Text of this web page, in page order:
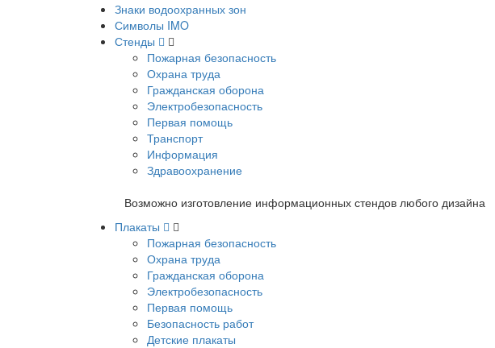
Знаки водоохранных зон
Символы IMO
Стенды
Пожарная безопасность
Охрана труда
Гражданская оборона
Электробезопасность
Первая помощь
Транспорт
Информация
Здравоохранение
Возможно изготовление информационных стендов любого дизайна
Плакаты
Пожарная безопасность
Охрана труда
Гражданская оборона
Электробезопасность
Первая помощь
Безопасность работ
Детские плакаты